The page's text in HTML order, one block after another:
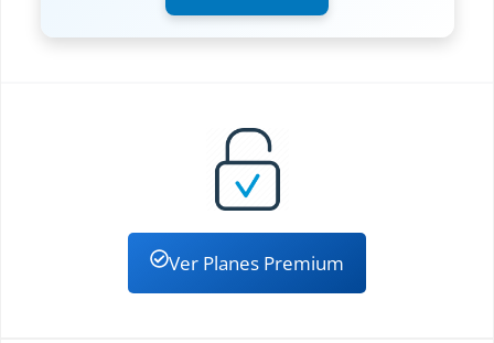
Ver Planes Premium